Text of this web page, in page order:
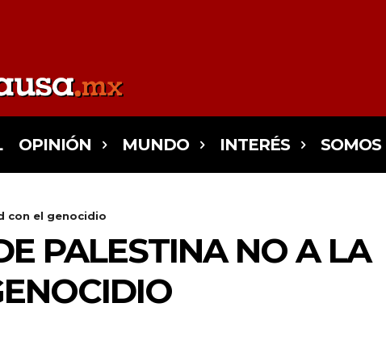
OPINIÓN MUNDO INTERÉS SOMOS
con el genocidio
PALESTINA NO A LA